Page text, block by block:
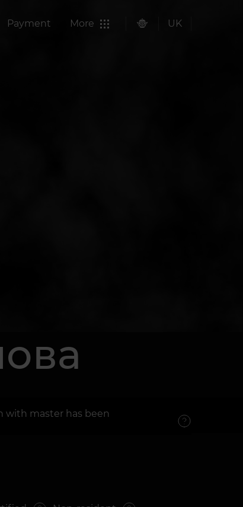
Payment More UK
with master has been